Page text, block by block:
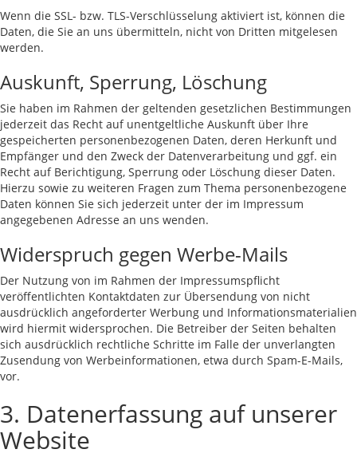
Wenn die SSL- bzw. TLS-Verschlüsselung aktiviert ist, können die
Daten, die Sie an uns übermitteln, nicht von Dritten mitgelesen
werden.
Auskunft, Sperrung, Löschung
Sie haben im Rahmen der geltenden gesetzlichen Bestimmungen
jederzeit das Recht auf unentgeltliche Auskunft über Ihre
gespeicherten personenbezogenen Daten, deren Herkunft und
Empfänger und den Zweck der Datenverarbeitung und ggf. ein
Recht auf Berichtigung, Sperrung oder Löschung dieser Daten.
Hierzu sowie zu weiteren Fragen zum Thema personenbezogene
Daten können Sie sich jederzeit unter der im Impressum
angegebenen Adresse an uns wenden.
Widerspruch gegen Werbe-Mails
Der Nutzung von im Rahmen der Impressumspflicht
veröffentlichten Kontaktdaten zur Übersendung von nicht
ausdrücklich angeforderter Werbung und Informationsmaterialien
wird hiermit widersprochen. Die Betreiber der Seiten behalten
sich ausdrücklich rechtliche Schritte im Falle der unverlangten
Zusendung von Werbeinformationen, etwa durch Spam-E-Mails,
vor.
3. Datenerfassung auf unserer
Website